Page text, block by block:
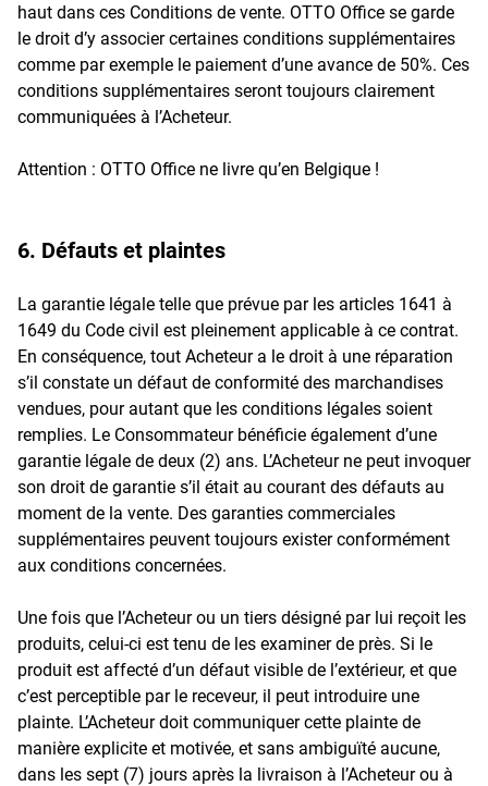
haut dans ces Conditions de vente. OTTO Office se garde
le droit d’y associer certaines conditions supplémentaires
comme par exemple le paiement d’une avance de 50%. Ces
conditions supplémentaires seront toujours clairement
communiquées à l’Acheteur.
Attention : OTTO Office ne livre qu’en Belgique !
6. Défauts et plaintes
La garantie légale telle que prévue par les articles 1641 à
1649 du Code civil est pleinement applicable à ce contrat.
En conséquence, tout Acheteur a le droit à une réparation
s’il constate un défaut de conformité des marchandises
vendues, pour autant que les conditions légales soient
remplies. Le Consommateur bénéficie également d’une
garantie légale de deux (2) ans. L’Acheteur ne peut invoquer
son droit de garantie s’il était au courant des défauts au
moment de la vente. Des garanties commerciales
supplémentaires peuvent toujours exister conformément
aux conditions concernées.
Une fois que l’Acheteur ou un tiers désigné par lui reçoit les
produits, celui-ci est tenu de les examiner de près. Si le
produit est affecté d’un défaut visible de l’extérieur, et que
c’est perceptible par le receveur, il peut introduire une
plainte. L’Acheteur doit communiquer cette plainte de
manière explicite et motivée, et sans ambiguïté aucune,
dans les sept (7) jours après la livraison à l’Acheteur ou à